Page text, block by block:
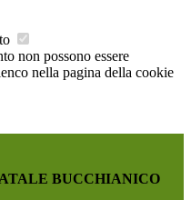
non possono essere
nella pagina della cookie
BUCCHIANICO